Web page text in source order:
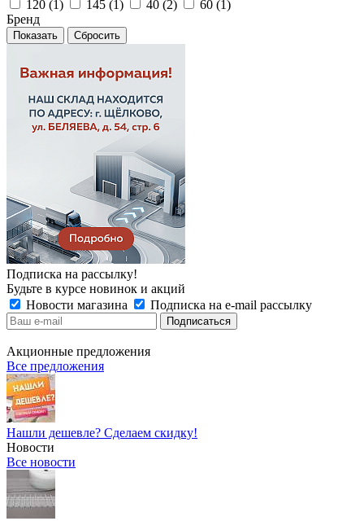
120 (1 ) 145 (1 ) 40 (2) 60 (1 )
Бренд
Сбросить
Подписка на рассылку!
Будьте в курсе новинок и акций
Новости магазина
Подписка на e-mail рассылку
Акционные предложения
Все предложения
Нашли дешевле? Сделаем скидку!
Новости
Все новости